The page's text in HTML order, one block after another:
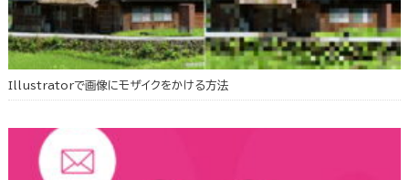
Illustratorで画像にモザイクをかける方法